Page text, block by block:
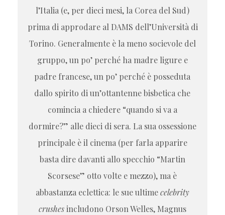
l’Italia (e, per dieci mesi, la Corea del Sud)
prima di approdare al DAMS dell’Università di
Torino. Generalmente è la meno socievole del
gruppo, un po’ perché ha madre ligure e
padre francese, un po’ perché è posseduta
dallo spirito di un’ottantenne bisbetica che
comincia a chiedere “quando si va a
dormire?” alle dieci di sera. La sua ossessione
principale è il cinema (per farla apparire
basta dire davanti allo specchio “Martin
Scorsese” otto volte e mezzo), ma è
abbastanza eclettica: le sue ultimecelebrity
crushesincludono Orson Welles, Magnus